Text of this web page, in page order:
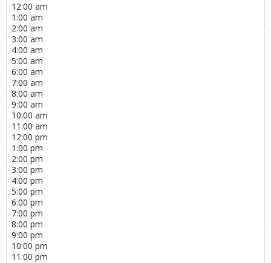
12:00 am
1:00 am
2:00 am
3:00 am
4:00 am
5:00 am
6:00 am
7:00 am
8:00 am
9:00 am
10:00 am
11:00 am
12:00 pm
1:00 pm
2:00 pm
3:00 pm
4:00 pm
5:00 pm
6:00 pm
7:00 pm
8:00 pm
9:00 pm
10:00 pm
11:00 pm